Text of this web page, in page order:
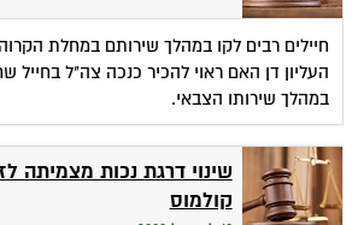
חיילים רבים לקו במהלך שירותם במחלת
העליון דן האם ראוי להכיר כנכה צה"ל
במהלך שירותו הצבאי.
שינוי דרגת נכות מצמיתה
קולמוס